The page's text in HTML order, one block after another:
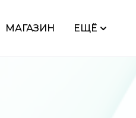
МАГАЗИН ЕЩЁ